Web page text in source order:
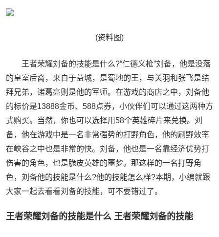
(资料图)
王者荣耀刘备的技能是什么?“仁德义枪”刘备，他是没落
的皇室后裔，来自于益城，是蜀地的王，与关羽和张飞是结
拜兄弟，诸葛亮则是他的军师。在游戏的商店之中，刘备他
的标价是13888金币、588点券，小伙伴们可以通过这两种方
式购买。当然，你也可以选择用58个英雄碎片来兑换。刘
备，他在游戏中是一名非常强势的打野角色，他的刷野效率
在峡谷之中也是非常的快。刘备，他也是一名靠经济优势打
伤害的角色，也是脆皮英雄的噩梦。那这样的一名打野角
色，刘备他的技能是什么?他的技能怎么样?本期，小编就跟
大家一起去看看刘备的技能，可不要错过了。
王者荣耀刘备的技能是什么 王者荣耀刘备的技能